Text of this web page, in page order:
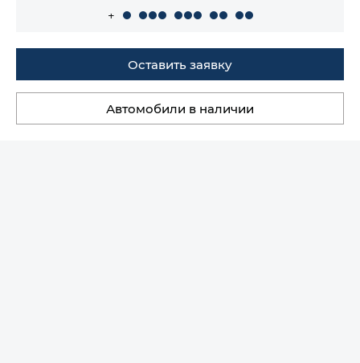
+
Оставить заявку
Автомобили в наличии